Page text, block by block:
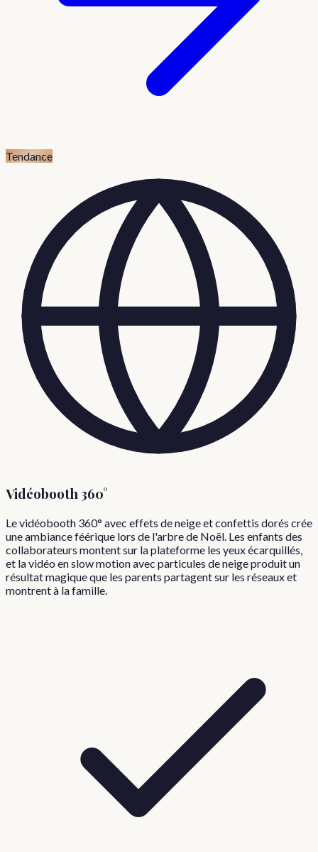
Tendance
Vidéobooth 360°
Le vidéobooth 360° avec effets de neige et confettis dorés crée
une ambiance féérique lors de l'arbre de Noël. Les enfants des
collaborateurs montent sur la plateforme les yeux écarquillés,
et la vidéo en slow motion avec particules de neige produit un
résultat magique que les parents partagent sur les réseaux et
montrent à la famille.